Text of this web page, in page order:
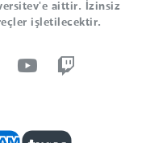
aittir. İzinsiz
işletilecektir.